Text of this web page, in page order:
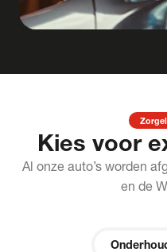
Kies voor
Al onze auto’s worden
en de